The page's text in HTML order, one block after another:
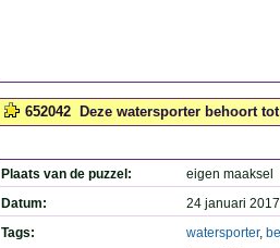
652042 Deze watersporter behoort
Plaats van de puzzel:
eigen maaksel
Datum:
24 januari
Tags:
watersporter,